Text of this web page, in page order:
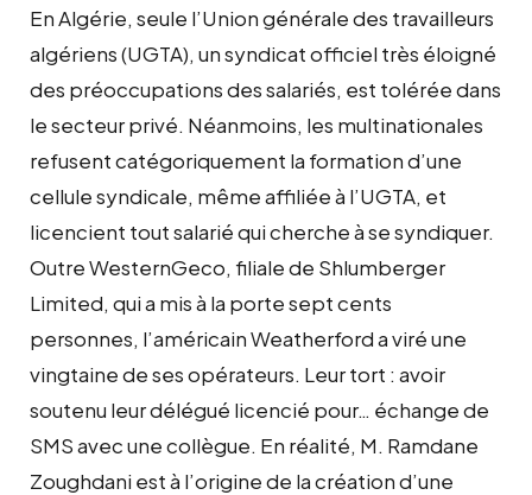
En Algérie, seule l’Union générale des travailleurs
algériens (UGTA), un syndicat officiel très éloigné
des préoccupations des salariés, est tolérée dans
le secteur privé. Néanmoins, les multinationales
refusent catégoriquement la formation d’une
cellule syndicale, même affiliée à l’UGTA, et
licencient tout salarié qui cherche à se syndiquer.
Outre WesternGeco, filiale de Shlumberger
Limited, qui a mis à la porte sept cents
personnes, l’américain Weatherford a viré une
vingtaine de ses opérateurs. Leur tort : avoir
soutenu leur délégué licencié pour… échange de
SMS avec une collègue. En réalité, M. Ramdane
Zoughdani est à l’origine de la création d’une